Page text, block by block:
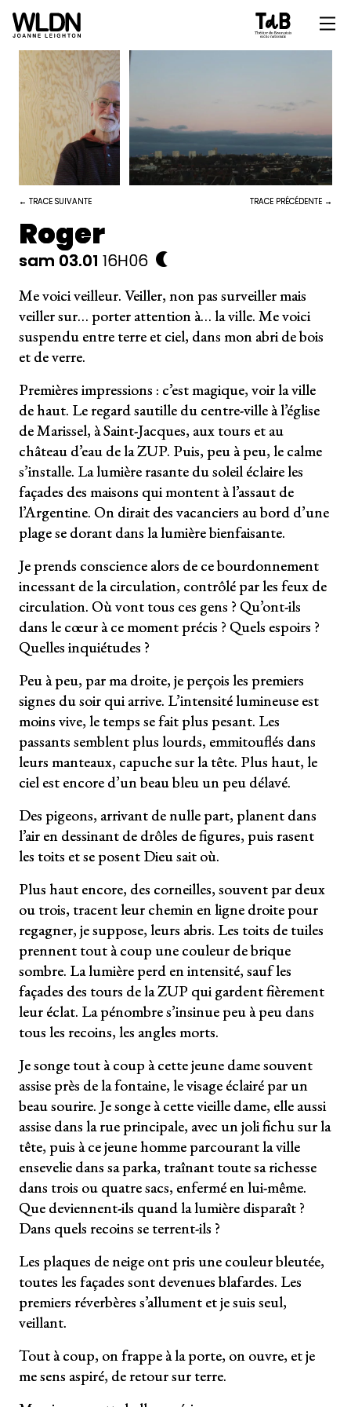
← TRACE SUIVANTE TRACE PRÉCÉDENTE →
Roger
sam 03.01 16H06
Me voici veilleur. Veiller, non pas surveiller mais
veiller sur… porter attention à… la ville. Me voici
suspendu entre terre et ciel, dans mon abri de bois
et de verre.
Premières impressions : c’est magique, voir la ville
de haut. Le regard sautille du centre-ville à l’église
de Marissel, à Saint-Jacques, aux tours et au
château d’eau de la ZUP. Puis, peu à peu, le calme
s’installe. La lumière rasante du soleil éclaire les
façades des maisons qui montent à l’assaut de
l’Argentine. On dirait des vacanciers au bord d’une
plage se dorant dans la lumière bienfaisante.
Je prends conscience alors de ce bourdonnement
incessant de la circulation, contrôlé par les feux de
circulation. Où vont tous ces gens ? Qu’ont-ils
dans le cœur à ce moment précis ? Quels espoirs ?
Quelles inquiétudes ?
Peu à peu, par ma droite, je perçois les premiers
signes du soir qui arrive. L’intensité lumineuse est
moins vive, le temps se fait plus pesant. Les
passants semblent plus lourds, emmitouflés dans
leurs manteaux, capuche sur la tête. Plus haut, le
ciel est encore d’un beau bleu un peu délavé.
Des pigeons, arrivant de nulle part, planent dans
l’air en dessinant de drôles de figures, puis rasent
les toits et se posent Dieu sait où.
Plus haut encore, des corneilles, souvent par deux
ou trois, tracent leur chemin en ligne droite pour
regagner, je suppose, leurs abris. Les toits de tuiles
prennent tout à coup une couleur de brique
sombre. La lumière perd en intensité, sauf les
façades des tours de la ZUP qui gardent fièrement
leur éclat. La pénombre s’insinue peu à peu dans
tous les recoins, les angles morts.
Je songe tout à coup à cette jeune dame souvent
assise près de la fontaine, le visage éclairé par un
beau sourire. Je songe à cette vieille dame, elle aussi
assise dans la rue principale, avec un joli fichu sur la
tête, puis à ce jeune homme parcourant la ville
ensevelie dans sa parka, traînant toute sa richesse
dans trois ou quatre sacs, enfermé en lui-même.
Que deviennent-ils quand la lumière disparaît ?
Dans quels recoins se terrent-ils ?
Les plaques de neige ont pris une couleur bleutée,
toutes les façades sont devenues blafardes. Les
premiers réverbères s’allument et je suis seul,
veillant.
Tout à coup, on frappe à la porte, on ouvre, et je
me sens aspiré, de retour sur terre.